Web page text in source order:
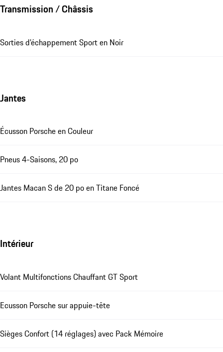
Transmission / Châssis
Sorties d’échappement Sport en Noir
Jantes
Écusson Porsche en Couleur
Pneus 4-Saisons, 20 po
Jantes Macan S de 20 po en Titane Foncé
Intérieur
Volant Multifonctions Chauffant GT Sport
Ecusson Porsche sur appuie-tête
Sièges Confort (14 réglages) avec Pack Mémoire